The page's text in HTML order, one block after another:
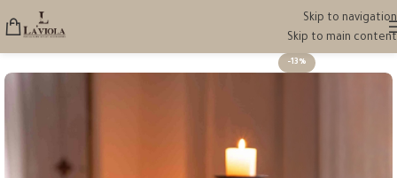
Skip to navigation
Skip to main content
-13%